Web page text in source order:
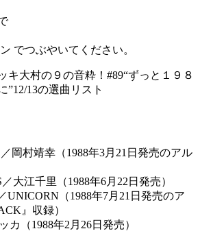
でつぶやいてください。
キ大村の９の音粋！#89“ずっと１９８
”12/13の選曲リスト
／岡村靖幸（1988年3月21日発売のアル
大江千里（1988年6月22日発売）
UNICORN（1988年7月21日発売のア
』収録）
カ（1988年2月26日発売）